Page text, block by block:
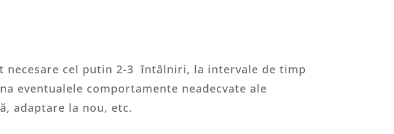
necesare cel putin 2-3 întâlniri, la intervale de timp
eventualele comportamente neadecvate ale
adaptare la nou, etc.